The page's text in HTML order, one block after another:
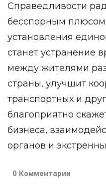
Справедливости
бесспорным
установления
станет устранение
между жителями
страны, улучшит
транспортных и
благоприятно
бизнеса,
органов и
0 Комментарии